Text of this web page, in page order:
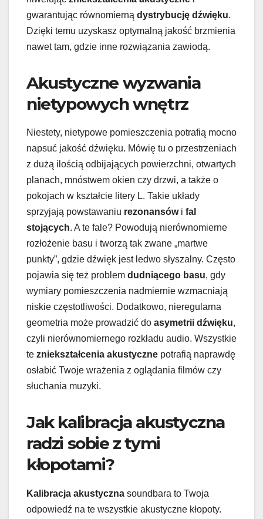
gwarantując równomierną dystrybucję dźwięku.
Dzięki temu uzyskasz optymalną jakość brzmienia
nawet tam, gdzie inne rozwiązania zawiodą.
Akustyczne wyzwania
nietypowych wnętrz
Niestety, nietypowe pomieszczenia potrafią mocno
napsuć jakość dźwięku. Mówię tu o przestrzeniach
z dużą ilością odbijających powierzchni, otwartych
planach, mnóstwem okien czy drzwi, a także o
pokojach w kształcie litery L. Takie układy
sprzyjają powstawaniu rezonansówi fal
stojących. A te fale? Powodują nierównomierne
rozłożenie basu i tworzą tak zwane „martwe
punkty”, gdzie dźwięk jest ledwo słyszalny. Często
pojawia się też problem dudniącego basu, gdy
wymiary pomieszczenia nadmiernie wzmacniają
niskie częstotliwości. Dodatkowo, nieregularna
geometria może prowadzić do asymetrii dźwięku,
czyli nierównomiernego rozkładu audio. Wszystkie
te zniekształcenia akustyczne potrafią naprawdę
osłabić Twoje wrażenia z oglądania filmów czy
słuchania muzyki.
Jak kalibracja akustyczna
radzi sobie z tymi
kłopotami?
Kalibracja akustyczna soundbara to Twoja
odpowiedź na te wszystkie akustyczne kłopoty.